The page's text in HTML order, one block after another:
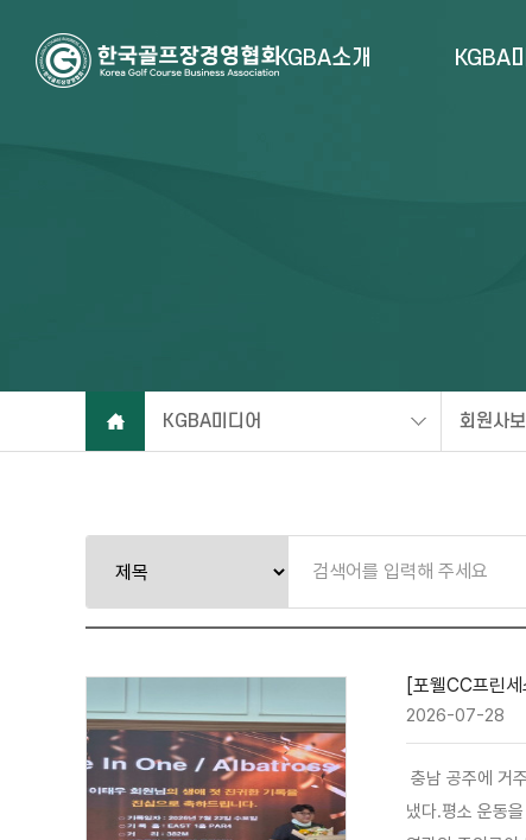
KGBA소개 KGBA
KGBA미디어 회원사
[포웰CC프린
2026-07-28
충남 공주에 거
냈다.평소 운동